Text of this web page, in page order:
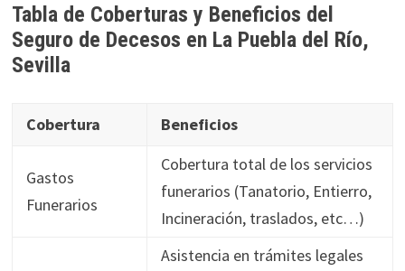
Tabla de Coberturas y Beneficios del
Seguro de Decesos en La Puebla del Río,
Sevilla
Cobertura Beneficios
Gastos
Funerarios
Cobertura total de los servicios
funerarios (Tanatorio, Entierro,
Incineración, traslados, etc…)
Asistencia en trámites legales